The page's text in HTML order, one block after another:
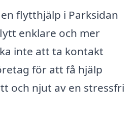
flytthjälp i Parksidan
enklare och mer
inte att ta kontakt
för att få hjälp
och njut av en stressfri